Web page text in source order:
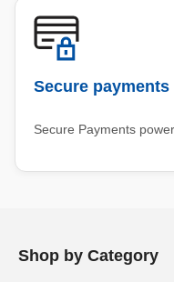
Secure payments
Secure Payments
Shop by Category